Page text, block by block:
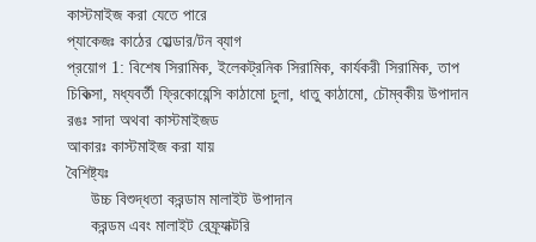
কাস্টমাইজ করা যেতে পারে
প্যাকেজঃ কাঠের হোল্ডার/টন ব্যাগ
প্রয়োগ 1: বিশেষ সিরামিক, ইলেকট্রনিক সিরামিক, কার্যকরী সিরামিক, তাপ
চিকিত্সা, মধ্যবর্তী ফ্রিকোয়েন্সি কাঠামো চুলা, ধাতু কাঠামো, চৌম্বকীয় উপাদান
রঙঃ সাদা অথবা কাস্টমাইজড
আকারঃ কাস্টমাইজ করা যায়
বৈশিষ্ট্যঃ
উচ্চ বিশুদ্ধতা করন্ডাম মালাইট উপাদান
করন্ডম এবং মালাইট রেফ্র্যাক্টরি